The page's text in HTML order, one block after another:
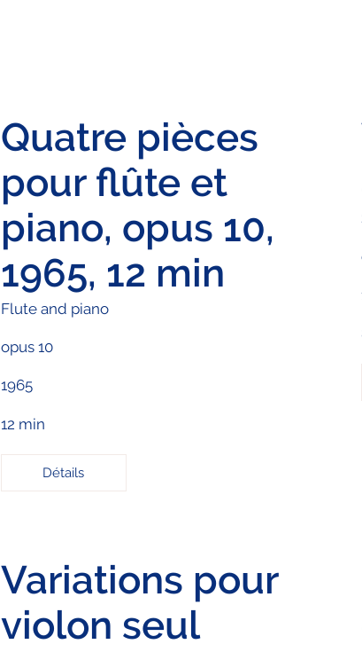
Quatre pièces
pour flûte et
piano, opus 10,
1965, 12 min
Flute and piano
opus 10
1965
12 min
Détails
Variations pour
violon seul